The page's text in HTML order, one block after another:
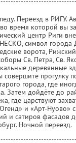
Переезд в РИГУ.
время которой вы
центр Риги
символ города
ворота,
Св. Петра, Св.
деревянные
совершите прогулку
города, где
Затем дойдёте до
где царствуют
и «Арт-Нуово»
и сатиров фасадов
Ночной переезд.